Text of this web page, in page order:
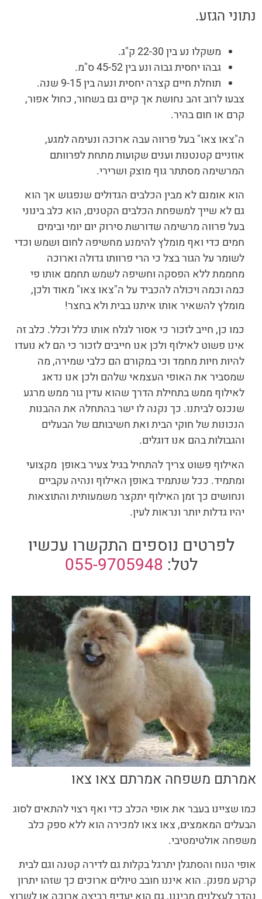
נתוני הגזע.
משקלו נע בין 22-30 ק"ג.
גבהו יחסית גבוה ונע בין 45-52 ס"מ.
תוחלת חיים קצרה יחסית ונעה בין 9-15 שנה.
צבעו לרוב זהב נחושת אך קיים גם בשחור, כחול אפור,
קרם או חום בהיר.
ה"צאו צאו" בעל פרווה עבה ארוכה ונעימה למגע,
אוזניים קטנטנות וענים שקועות מתחת לפרוותם
המרשימה מסתתר גוף מוצק ושרירי.
הוא אומנם לא מבין הכלבים הגדולים שנפגוש אך הוא
גם לא שייך למשפחת הכלבים הקטנים, הוא כלב בינוני
בעל פרווה מרשימה שדורשת סירוק יום יומי ובימים
חמים כדי ואף מומלץ להימנע מחשיפה לחום ושמש וכדי
לשומר על הגור בצל כי הרי פרוותו גדולה וארוכה
מחממת ללא הפסקה וחשיפה לשמש תחמם אותו פי
כמה וכמה ויכולה להכביד על ה"צאו צאו" מאוד ולכן,
מומלץ להשאיר אותו איתנו בבית ולא בחצר!
כמו כן, חייב לזכור כי אסור לגלח אותו כלל וכלל. כלב זה
אינו פשוט לאילוף ולכן אנו חייבים לזכור כי הם לא נועדו
להיות חיות מחמד וכי במקורם הם כלבי שמירה, מה
שמסביר את האופי העצמאי שלהם ולכן אנו נדאג
לאילוף ממש בתחילת הדרך שהוא עדין גור ממש מרגע
שנכנס לביתנו. כך נקנה לו ישר בהתחלה את ההבנות
הנכונות של חוקי הבית ואת חשיבותם של הבעלים
והגבולות בהם אנו דוגלים.
האילוף פשוט צריך להתחיל בגיל צעיר באופן מקצועי
ומתמיד. ככל שנתמיד באופן האילוף ונהיה עקביים
ונחושים כך זמן האילוף יתקצר משמעותית והתוצאות
יהיו גדלות יותר ונראות לעין.
לפרטים נוספים התקשרו עכשיו
לטל: 055-9705948
אמרתם משפחה אמרתם צאו צאו
כמו שציינו בעבר את אופי הכלב כדי ואף רצוי להתאים לסוג
הבעלים המאמצים, צאו צאו למכירה הוא ללא ספק כלב
משפחה אולטימטיבי.
אופי הנוח והסתגלן יתרגל בקלות גם לדירה קטנה וגם לבית
קרקע מפנק. הוא איננו חובב טיולים ארוכים כך שזהו יתרון